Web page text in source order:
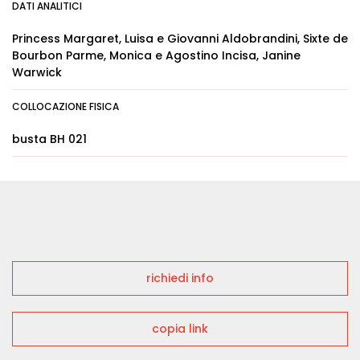
DATI ANALITICI
Princess Margaret, Luisa e Giovanni Aldobrandini, Sixte de
Bourbon Parme, Monica e Agostino Incisa, Janine
Warwick
COLLOCAZIONE FISICA
busta BH 021
richiedi info
copia link